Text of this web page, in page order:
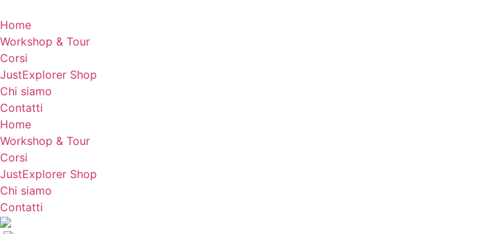
al
contenuto
Home
Workshop & Tour
Corsi
JustExplorer Shop
Chi siamo
Contatti
Home
Workshop & Tour
Corsi
JustExplorer Shop
Chi siamo
Contatti